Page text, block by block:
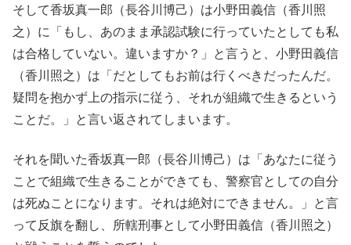
そして香坂真一郎（長谷川博己）は小野田義信（香川照
之）に「もし、あのまま承認試験に行っていたとしても私
は合格していない。違いますか？」と言うと、小野田義信
（香川照之）は「だとしてもお前は行くべきだったんだ。
疑問を抱かず上の指示に従う、それが組織で生きるという
ことだ。」と言い返されてしまいます。
それを聞いた香坂真一郎（長谷川博己）は「あなたに従う
ことで組織で生きることができても、警察官としての自分
は死ぬことになります。それは絶対にできません。」と言
って反旗を翻し、所轄刑事として小野田義信（香川照之）